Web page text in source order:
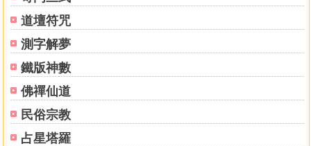
道壇符咒
測字解夢
鐵版神數
佛禪仙道
民俗宗教
占星塔羅